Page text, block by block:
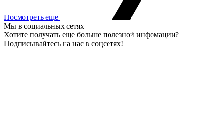
Посмотреть еще
Мы в социальных сетях
Хотите получать еще больше полезной инфомации?
Подписывайтесь на нас в соцсетях!